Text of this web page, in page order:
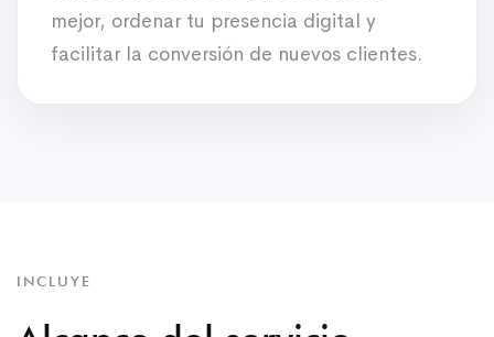
mejor, ordenar tu presencia digital y
facilitar la conversión de nuevos clientes.
INCLUYE